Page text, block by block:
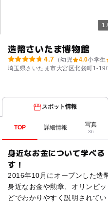
1
造幣さいたま博物館
4.7 （幼児 4.0小学生
埼玉県さいたま市大宮区北袋町1-
スポット情報
TOP 詳細情報 写真
36
身近なお金について学べ
す！
2016年10月にオープンした造
身近なお金や勲章、オリンピ
どでわかりやすく説明されて